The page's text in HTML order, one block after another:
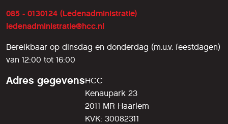
085 - 0130124 (Ledenadministratie)
ledenadministratie@hcc.nl
Bereikbaar op dinsdag en donderdag (m.u.v. feestdagen)
van 12:00 tot 16:00
Adres gegevensHCC
Kenaupark 23
2011 MR Haarlem
KVK: 30082311